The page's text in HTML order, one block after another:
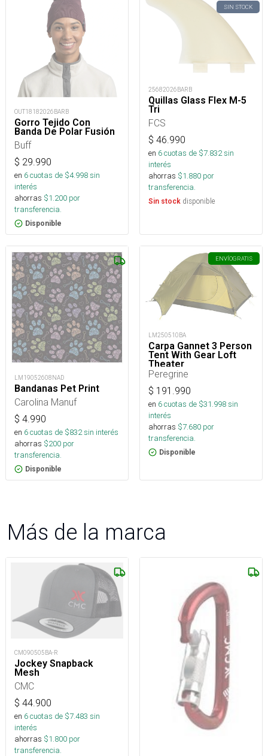
OUT18182026BARB
Gorro Tejido Con
Banda De Polar Fusión
Buff
$ 29.990
en 6cuotas de $4.998sin
interés
ahorras $1.200 por
transferencia.
Disponible
SIN STOCK
25682026BARB
Quillas Glass Flex M-5
Tri
FCS
$ 46.990
en 6cuotas de $7.832sin
interés
ahorras $1.880 por
transferencia.
Sin stock disponible
LM19052608NAD
Bandanas Pet Print
Carolina Manuf
$ 4.990
en 6cuotas de $832sin interés
ahorras $200 por
transferencia.
Disponible
ENVÍOGRATIS
LM250510BA
Carpa Gannet 3 Person
Tent With Gear Loft
Theater
Peregrine
$ 191.990
en 6cuotas de $31.998sin
interés
ahorras $7.680 por
transferencia.
Disponible
Más de la marca
CM090505BA-R
Jockey Snapback
Mesh
CMC
$ 44.900
en 6cuotas de $7.483 sin
interés
ahorras $1.800 por
transferencia.